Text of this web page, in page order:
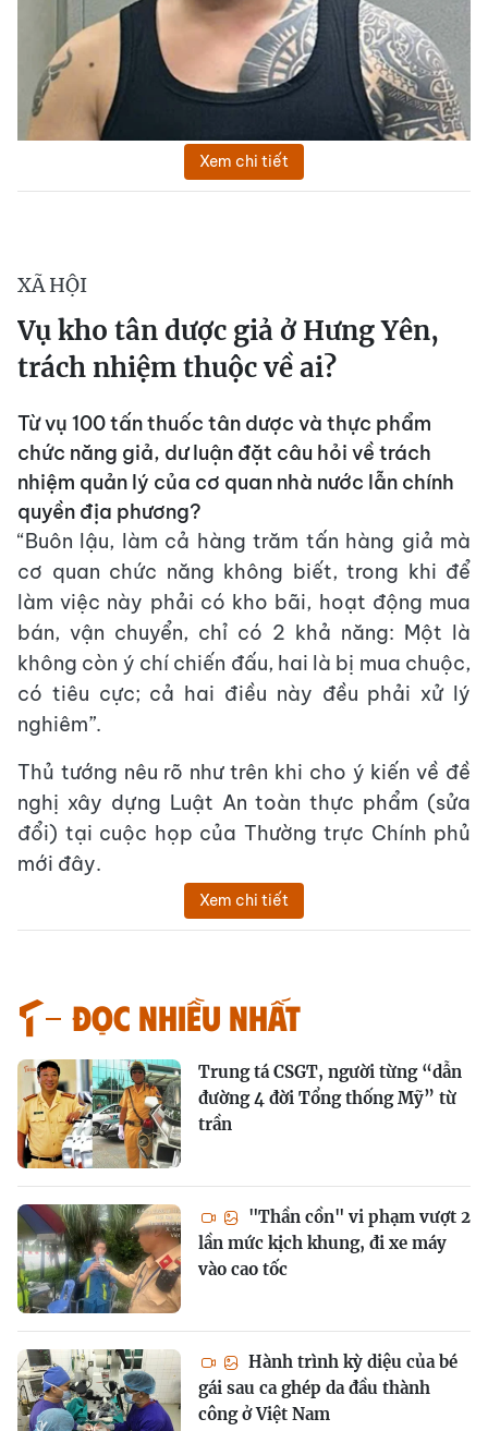
Xem chi tiết
XÃ HỘI
Vụ kho tân dược giả ở Hưng Yên,
trách nhiệm thuộc về ai?
Từ vụ 100 tấn thuốc tân dược và thực phẩm
chức năng giả, dư luận đặt câu hỏi về trách
nhiệm quản lý của cơ quan nhà nước lẫn chính
quyền địa phương?
“Buôn lậu, làm cả hàng trăm tấn hàng giả mà
cơ quan chức năng không biết, trong khi để
làm việc này phải có kho bãi, hoạt động mua
bán, vận chuyển, chỉ có 2 khả năng: Một là
không còn ý chí chiến đấu, hai là bị mua chuộc,
có tiêu cực; cả hai điều này đều phải xử lý
nghiêm”.
Thủ tướng nêu rõ như trên khi cho ý kiến về đề
nghị xây dựng Luật An toàn thực phẩm (sửa
đổi) tại cuộc họp của Thường trực Chính phủ
mới đây.
Xem chi tiết
Đọc nhiều nhất
Trung tá CSGT, người từng “dẫn
đường 4 đời Tổng thống Mỹ” từ
trần
"Thần cồn" vi phạm vượt 2
lần mức kịch khung, đi xe máy
vào cao tốc
Hành trình kỳ diệu của bé
gái sau ca ghép da đầu thành
công ở Việt Nam